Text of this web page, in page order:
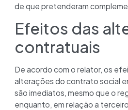
de que pretenderam
Efeitos das
contratuais
De acordo com o relator, os
alterações do contrato social
são imediatos, mesmo que o
enquanto, em relação a